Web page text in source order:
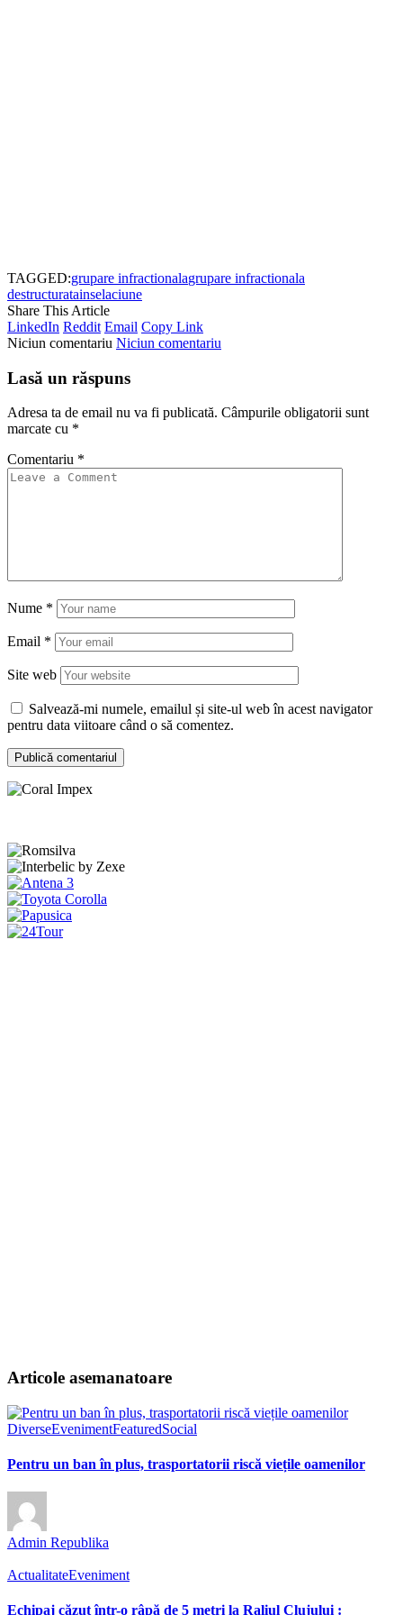
TAGGED:grupare infractionalagrupare infractionala
destructuratainselaciune
Share This Article
LinkedIn Reddit Email Copy Link
Niciun comentariu Niciun comentariu
Lasă un răspuns
Adresa ta de email nu va fi publicată. Câmpurile obligatorii sunt
marcate cu *
Comentariu *
Nume *
Email *
Site web
Salvează-mi numele, emailul și site-ul web în acest navigator
pentru data viitoare când o să comentez.
Articole asemanatoare
DiverseEvenimentFeaturedSocial
Pentru un ban în plus, trasportatorii riscă viețile oamenilor
Admin Republika
ActualitateEveniment
Echipaj căzut într-o râpă de 5 metri la Raliul Clujului :